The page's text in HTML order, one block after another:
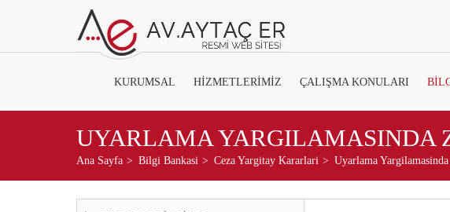
KURUMSAL HİZMETLERİMİZ ÇALIŞMA KONULARI
UYARLAMA YARGILAMASINDA
Ana Sayfa Bilgi Bankasi Ceza Yargitay Kararlari Uyarlama